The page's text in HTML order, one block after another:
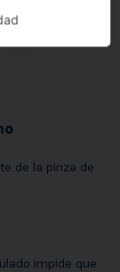
de la pinza de
impide que